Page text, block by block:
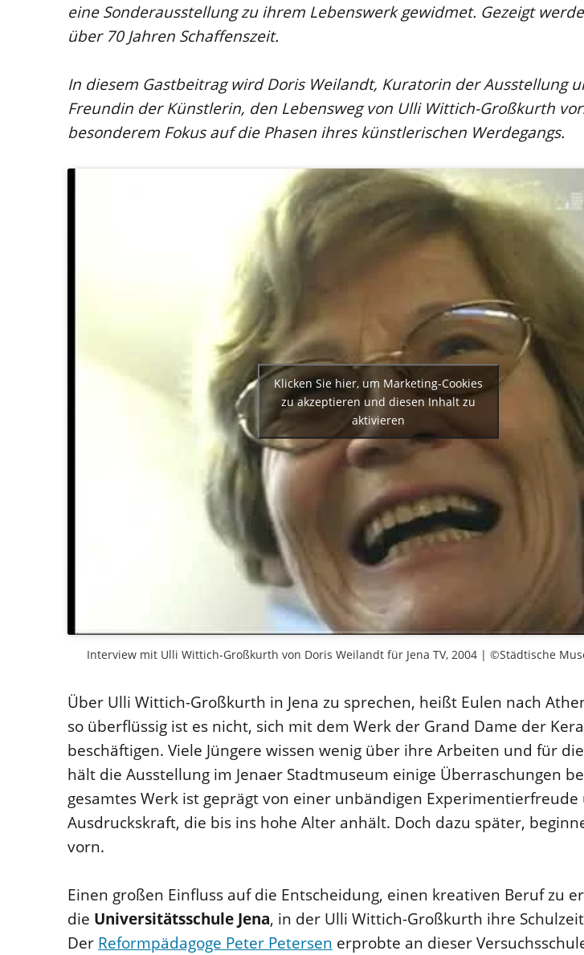
eine Sonderausstellung zu ihrem Lebenswerk gewidmet. Gezeigt
über 70 Jahren Schaffenszeit.
In diesem Gastbeitrag wird Doris Weilandt, Kuratorin der Ausstellung
Freundin der Künstlerin, den Lebensweg von Ulli Wittich-Großkurth
besonderem Fokus auf die Phasen ihres künstlerischen Werdegangs.
Klicken Sie hier, um Marketing-Cookies
zu akzeptieren und diesen Inhalt zu
aktivieren
Interview mit Ulli Wittich-Großkurth von Doris Weilandt für Jena TV, 2004 | ©Städtische
Über Ulli Wittich-Großkurth in Jena zu sprechen, heißt Eulen nach
so überflüssig ist es nicht, sich mit dem Werk der Grand Dame der
beschäftigen. Viele Jüngere wissen wenig über ihre Arbeiten und für
hält die Ausstellung im Jenaer Stadtmuseum einige Überraschungen
gesamtes Werk ist geprägt von einer unbändigen Experimentierfreude
Ausdruckskraft, die bis ins hohe Alter anhält. Doch dazu später,
vorn.
Einen großen Einfluss auf die Entscheidung, einen kreativen Beruf zu
die Universitätsschule Jena, in der Ulli Wittich-Großkurth ihre
Der Reformpädagoge Peter Petersen erprobte an dieser